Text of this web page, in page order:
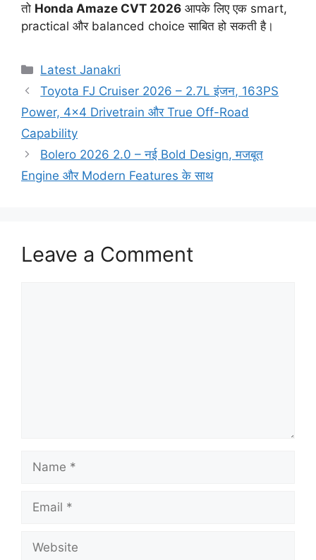
तो Honda Amaze CVT 2026 आपके लिए एक smart,
practical और balanced choice साबित हो सकती है।
Categories
Latest Janakri
Toyota FJ Cruiser 2026 – 2.7L इंजन, 163PS
Power, 4×4 Drivetrain और True Off-Road
Capability
Bolero 2026 2.0 – नई Bold Design, मजबूत
Engine और Modern Features के साथ
Leave a Comment